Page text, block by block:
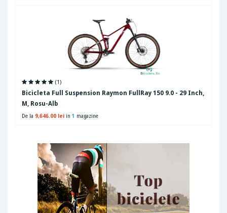
(1)
Bicicleta Full Suspension Raymon FullRay 150 9.0 - 29 Inch,
M, Rosu-Alb
De la 9,646.00 lei in 1 magazine